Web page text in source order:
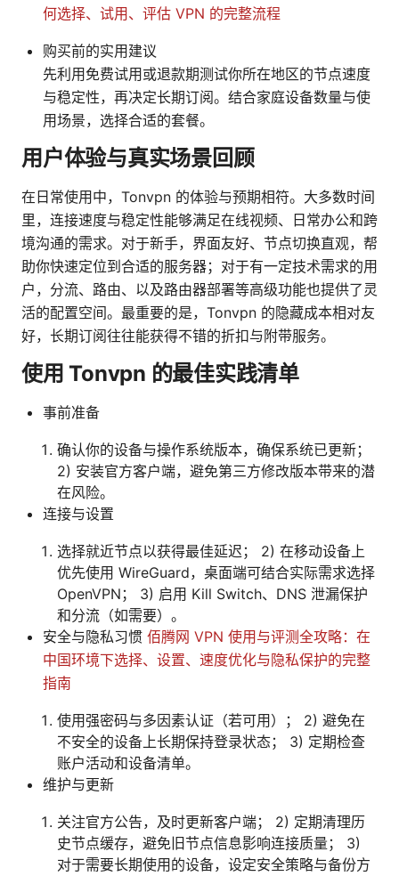
何选择、试用、评估 VPN 的完整流程
购买前的实用建议
先利用免费试用或退款期测试你所在地区的节点速度
与稳定性，再决定长期订阅。结合家庭设备数量与使
用场景，选择合适的套餐。
用户体验与真实场景回顾
在日常使用中，Tonvpn 的体验与预期相符。大多数时间
里，连接速度与稳定性能够满足在线视频、日常办公和跨
境沟通的需求。对于新手，界面友好、节点切换直观，帮
助你快速定位到合适的服务器；对于有一定技术需求的用
户，分流、路由、以及路由器部署等高级功能也提供了灵
活的配置空间。最重要的是，Tonvpn 的隐藏成本相对友
好，长期订阅往往能获得不错的折扣与附带服务。
使用 Tonvpn 的最佳实践清单
事前准备
确认你的设备与操作系统版本，确保系统已更新；
2) 安装官方客户端，避免第三方修改版本带来的潜
在风险。
连接与设置
选择就近节点以获得最佳延迟； 2) 在移动设备上
优先使用 WireGuard，桌面端可结合实际需求选择
OpenVPN； 3) 启用 Kill Switch、DNS 泄漏保护
和分流（如需要）。
安全与隐私习惯 佰腾网 VPN 使用与评测全攻略：在
中国环境下选择、设置、速度优化与隐私保护的完整
指南
使用强密码与多因素认证（若可用）； 2) 避免在
不安全的设备上长期保持登录状态； 3) 定期检查
账户活动和设备清单。
维护与更新
关注官方公告，及时更新客户端； 2) 定期清理历
史节点缓存，避免旧节点信息影响连接质量； 3)
对于需要长期使用的设备，设定安全策略与备份方